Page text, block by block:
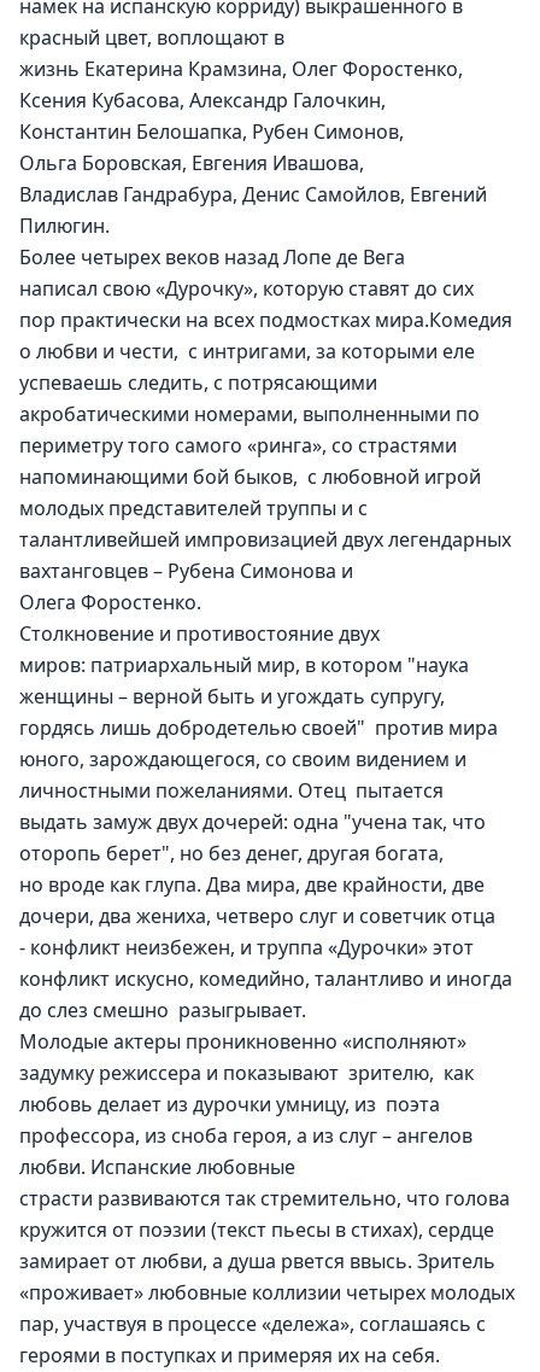
намек на испанскую корриду) выкрашенного в
красный цвет, воплощают в
жизнь Екатерина Крамзина, Олег Форостенко,
Ксения Кубасова, Александр Галочкин,
Константин Белошапка, Рубен Симонов,
Ольга Боровская, Евгения Ивашова,
Владислав Гандрабура, Денис Самойлов, Евгений
Пилюгин.
Более четырех веков назад Лопе де Вега
написал свою «Дурочку», которую ставят до сих
пор практически на всех подмостках мира.Комедия
о любви и чести,  с интригами, за которыми еле
успеваешь следить, с потрясающими
акробатическими номерами, выполненными по
периметру того самого «ринга», со страстями
напоминающими бой быков,  с любовной игрой
молодых представителей труппы и с
талантливейшей импровизацией двух легендарных
вахтанговцев – Рубена Симонова и
Олега Форостенко.
Столкновение и противостояние двух
миров: патриархальный мир, в котором "наука
женщины – верной быть и угождать супругу,
гордясь лишь добродетелью своей"  против мира
юного, зарождающегося, со своим видением и
личностными пожеланиями. Отец  пытается
выдать замуж двух дочерей: одна "учена так, что
оторопь берет", но без денег, другая богата,
но вроде как глупа. Два мира, две крайности, две
дочери, два жениха, четверо слуг и советчик отца
- конфликт неизбежен, и труппа «Дурочки» этот
конфликт искусно, комедийно, талантливо и иногда
до слез смешно  разыгрывает.
Молодые актеры проникновенно «исполняют»
задумку режиссера и показывают  зрителю,  как
любовь делает из дурочки умницу, из  поэта
профессора, из сноба героя, а из слуг – ангелов
любви. Испанские любовные
страсти развиваются так стремительно, что голова
кружится от поэзии (текст пьесы в стихах), сердце
замирает от любви, а душа рвется ввысь. Зритель
«проживает» любовные коллизии четырех молодых
пар, участвуя в процессе «дележа», соглашаясь с
героями в поступках и примеряя их на себя.